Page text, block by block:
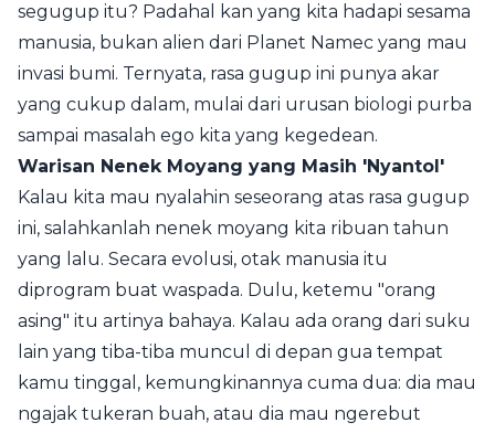
segugup itu? Padahal kan yang kita hadapi sesama
manusia, bukan alien dari Planet Namec yang mau
invasi bumi. Ternyata, rasa gugup ini punya akar
yang cukup dalam, mulai dari urusan biologi purba
sampai masalah ego kita yang kegedean.
Warisan Nenek Moyang yang Masih 'Nyantol'
Kalau kita mau nyalahin seseorang atas rasa gugup
ini, salahkanlah nenek moyang kita ribuan tahun
yang lalu. Secara evolusi, otak manusia itu
diprogram buat waspada. Dulu, ketemu "orang
asing" itu artinya bahaya. Kalau ada orang dari suku
lain yang tiba-tiba muncul di depan gua tempat
kamu tinggal, kemungkinannya cuma dua: dia mau
ngajak tukeran buah, atau dia mau ngerebut